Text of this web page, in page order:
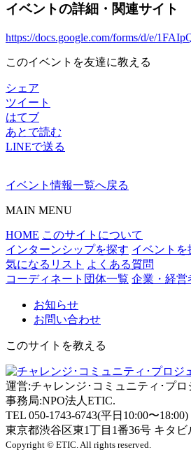
イベントの詳細・関連サイト
https://docs.google.com/forms/d/e/
このイベントを友達に教える
シェア
ツイート
はてブ
あとで読む
LINEで送る
イベント情報一覧へ戻る
MAIN MENU
HOME このサイトについて
インターンシップを探す イベントを
気になるリスト よくある質問
コーディネート団体一覧 企業・経営
お知らせ
お問い合わせ
このサイトを教える
運営:チャレンジ･コミュニティ･プロ
事務局:NPO法人ETIC.
TEL 050-1743-6743(平日10:00〜18:00)
東京都渋谷区東1丁目1番36号 キタビ
Copyright © ETIC. All rights reserved.